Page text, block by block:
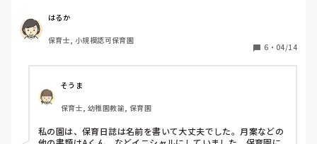
はるか
保育士, 小規模認可保育園
6 ・ 04/14
そうま
保育士, 幼稚園教諭, 保育園
私の園は、保育日誌は名前を書いて大丈夫でした。月案などの